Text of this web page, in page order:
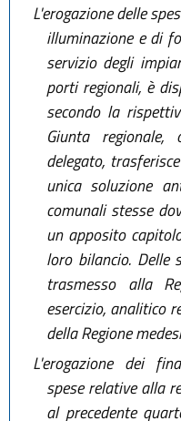
L'erogazione delle
illuminazione e di
servizio degli
porti regionali, è
secondo la
Giunta
delegato,
unica soluzione
comunali stesse
un apposito
loro bilancio. Delle
trasmesso alla
esercizio, analitico
della Regione
L'erogazione dei
spese relative alla
al precedente